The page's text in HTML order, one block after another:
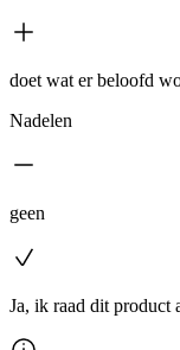
doet wat er beloofd
Nadelen
geen
Ja, ik raad dit product